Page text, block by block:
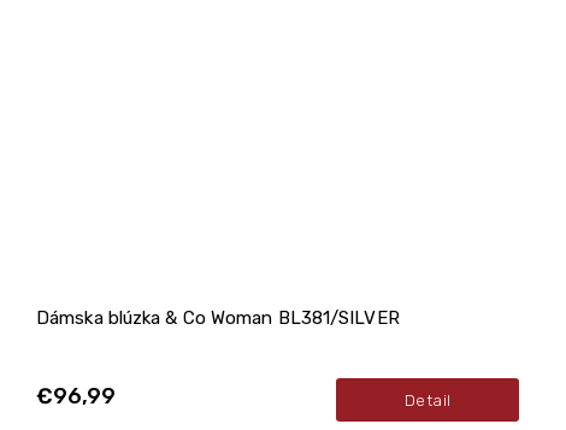
Dámska blúzka & Co Woman BL381/SILVER
€96,99 Detail